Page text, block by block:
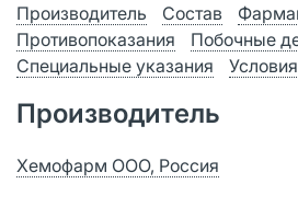
Производитель Состав
Противопоказания
Побочные
Специальные указания
Производитель
Хемофарм ООО, Россия